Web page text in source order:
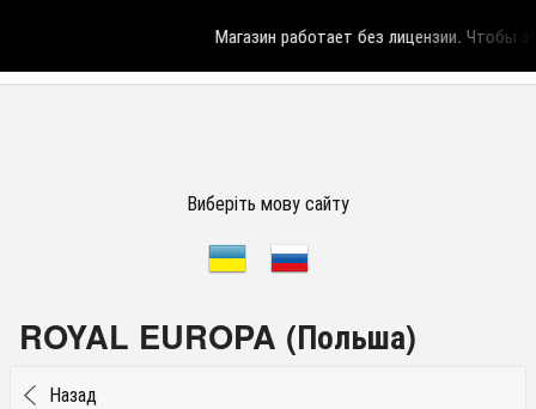
Магазин работает без лицензии.Чтобы
Виберіть мову сайту
ROYAL EUROPA (Польша)
Назад